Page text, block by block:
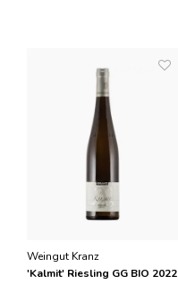
Weingut Kranz
'Kalmit' Riesling GG BIO 2022